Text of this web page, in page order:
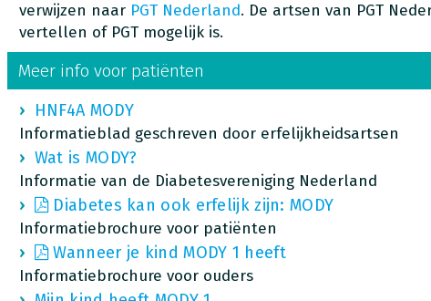
verwijzen naar PGT Nederland. De artsen van PGT
vertellen of PGT mogelijk is.
Meer info voor patiënten
HNF4A MODY
Informatieblad geschreven door erfelijkheidsartsen
Wat is MODY?
Informatie van de Diabetesvereniging Nederland
Diabetes kan ook erfelijk zijn: MODY
Informatiebrochure voor patiënten
Wanneer je kind MODY 1 heeft
Informatiebrochure voor ouders